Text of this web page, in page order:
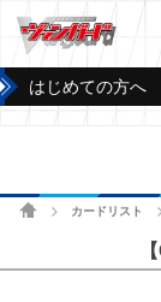
はじめての方へ
ホームカードリスト